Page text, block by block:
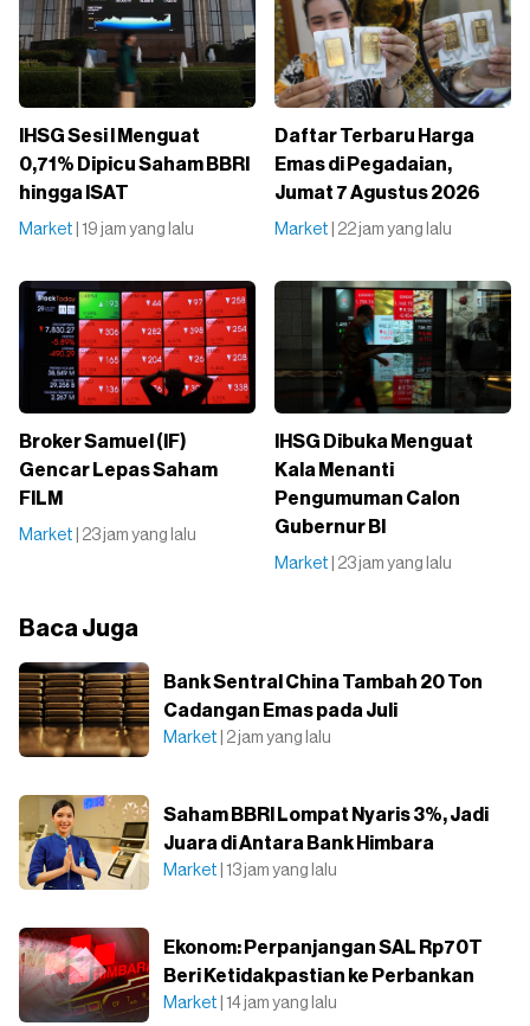
IHSG Sesi I Menguat
0,71% Dipicu Saham BBRI
hingga ISAT
Market | 19 jam yang lalu
Daftar Terbaru Harga
Emas di Pegadaian,
Jumat 7 Agustus 2026
Market | 22 jam yang lalu
Broker Samuel (IF)
Gencar Lepas Saham
FILM
Market | 23 jam yang lalu
IHSG Dibuka Menguat
Kala Menanti
Pengumuman Calon
Gubernur BI
Market | 23 jam yang lalu
Baca Juga
Bank Sentral China Tambah 20 Ton
Cadangan Emas pada Juli
Market | 2 jam yang lalu
Saham BBRI Lompat Nyaris 3%, Jadi
Juara di Antara Bank Himbara
Market | 13 jam yang lalu
Ekonom: Perpanjangan SAL Rp70T
Beri Ketidakpastian ke Perbankan
Market | 14 jam yang lalu